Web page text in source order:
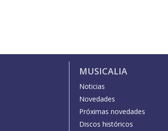
MUSICALIA
Noticias
Novedades
Próximas novedades
Discos históricos